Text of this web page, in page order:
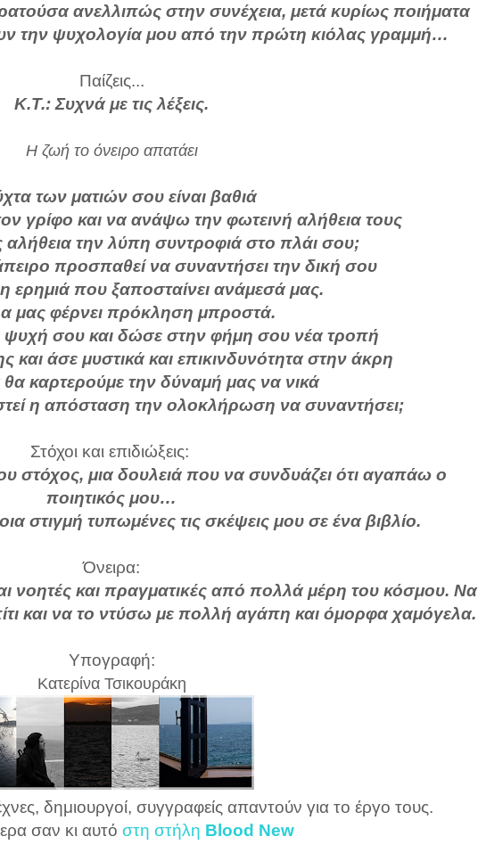
ανελλιπώς στην συνέχεια, μετά κυρίως ποιήματα
την ψυχολογία μου από την πρώτη κιόλας γραμμή…
Παίζεις...
Κ.Τ.: Συχνά με τις λέξεις.
Η ζωή το όνειρο απατάει
των ματιών σου είναι βαθιά
γρίφο και να ανάψω την φωτεινή αλήθεια τους
αλήθεια την λύπη συντροφιά στο πλάι σου;
προσπαθεί να συναντήσει την δική σου
ερημιά που ξαποσταίνει ανάμεσά μας.
μας φέρνει πρόκληση μπροστά.
ψυχή σου και δώσε στην φήμη σου νέα τροπή
και άσε μυστικά και επικινδυνότητα στην άκρη
καρτερούμε την δύναμή μας να νικά
η απόσταση την ολοκλήρωση να συναντήσει;
Στόχοι και επιδιώξεις:
στόχος, μια δουλειά που να συνδυάζει ότι αγαπάω ο
ποιητικός μου…
στιγμή τυπωμένες τις σκέψεις μου σε ένα βιβλίο.
Όνειρα:
νοητές και πραγματικές από πολλά μέρη του κόσμου. Να
και να το ντύσω με πολλή αγάπη και όμορφα χαμόγελα.
Υπογραφή:
Κατερίνα Τσικουράκη
δημιουργοί, συγγραφείς απαντούν για το έργο τους.
σαν κι αυτό στη στήλη Blood New